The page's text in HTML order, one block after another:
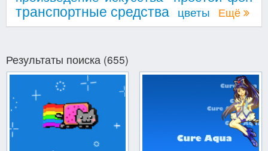
транспортные средства цветы Ещё
Результаты поиска (655)